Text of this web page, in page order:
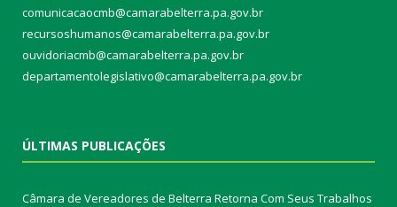
comunicacaocmb@camarabelterra.pa.gov.br
recursoshumanos@camarabelterra.pa.gov.br
ouvidoriacmb@camarabelterra.pa.gov.br
departamentolegislativo@camarabelterra.pa.gov.br
ÚLTIMAS PUBLICAÇÕES
Câmara de Vereadores de Belterra Retorna Com Seus Trabalhos